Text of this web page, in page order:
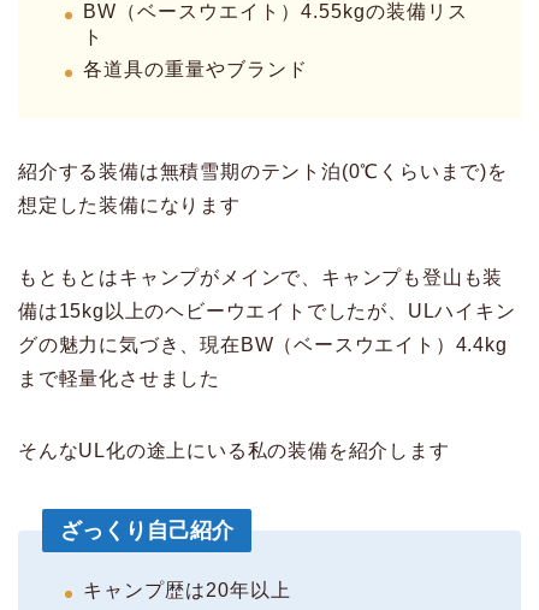
BW（ベースウエイト）4.55kgの装備リス
ト
各道具の重量やブランド
紹介する装備は無積雪期のテント泊(0℃くらいまで)を
想定した装備になります
もともとはキャンプがメインで、キャンプも登山も装
備は15kg以上のヘビーウエイトでしたが、ULハイキン
グの魅力に気づき、現在BW（ベースウエイト）4.4kg
まで軽量化させました
そんなUL化の途上にいる私の装備を紹介します
ざっくり自己紹介
キャンプ歴は20年以上